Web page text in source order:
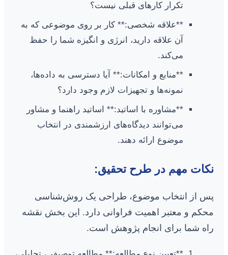
تکرار کارهای قبلی نیست؟
**علاقه شخصی:** کار بر روی موضوعی که به
آن علاقه دارید، انرژی و انگیزه شما را حفظ
می‌کند.
**منابع و امکانات:** آیا دسترسی به داده‌ها،
نمونه‌ها و تجهیزات لازم وجود دارد؟
**مشاوره با اساتید:** اساتید راهنما و مشاور
می‌توانند دیدگاه‌های ارزشمندی در انتخاب
موضوع ارائه دهند.
نکات مهم در طرح تحقیق:
پس از انتخاب موضوع، طراحی یک روش‌شناسی
محکم و معتبر اهمیت فراوانی دارد. این بخش نقشه
راه شما برای انجام پژوهش است.